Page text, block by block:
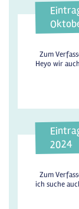
Zum
Heyo wir auch
2024
Zum
ich suche